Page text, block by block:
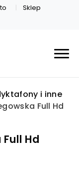
Sklep
i inne
Full Hd
Hd